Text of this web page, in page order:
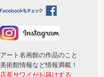
アート名画館の作品のこと
美術館情報など情報満載！
店長サワイがお届けする